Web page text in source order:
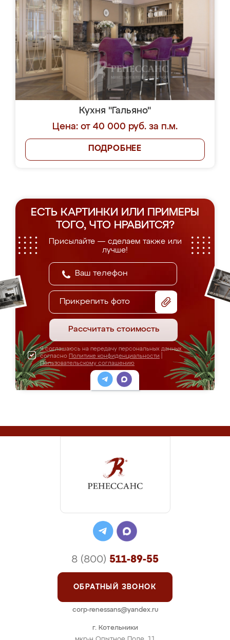
Кухня "Гальяно"
Цена: от 40 000 руб. за п.м.
ПОДРОБНЕЕ
ЕСТЬ КАРТИНКИ ИЛИ ПРИМЕРЫ
ТОГО, ЧТО НРАВИТСЯ?
Присылайте — сделаем также или
лучше!
Прикрепить фото
Рассчитать стоимость
Я соглашаюсь на передачу персональных данных
согласно Политике конфиденциальности
Пользовательскому соглашению
г. Котельники
8 (800) 511-89-55
ОБРАТНЫЙ ЗВОНОК
corp-renessans@yandex.ru